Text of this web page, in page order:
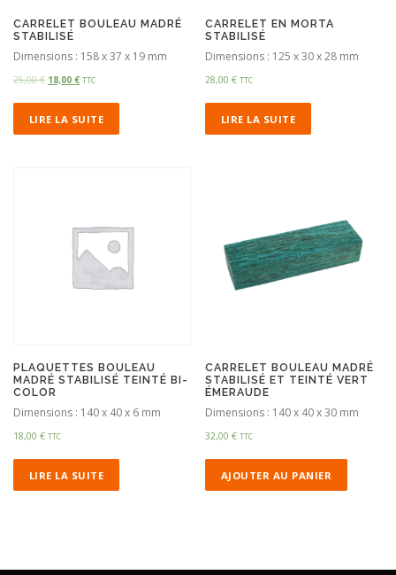
CARRELET BOULEAU MADRÉ
STABILISÉ
Dimensions : 158 x 37 x 19 mm
25,00€ 18,00 € TTC
LIRE LA SUITE
CARRELET EN MORTA
STABILISÉ
Dimensions : 125 x 30 x 28 mm
28,00€ TTC
LIRE LA SUITE
PLAQUETTES BOULEAU
MADRÉ STABILISÉ TEINTÉ BI-
COLOR
Dimensions : 140 x 40 x 6 mm
18,00 € TTC
LIRE LA SUITE
CARRELET BOULEAU MADRÉ
STABILISÉ ET TEINTÉ VERT
ÉMERAUDE
Dimensions : 140 x 40 x 30 mm
32,00€ TTC
AJOUTER AU PANIER